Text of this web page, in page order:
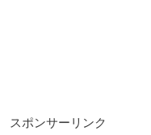
スポンサーリンク